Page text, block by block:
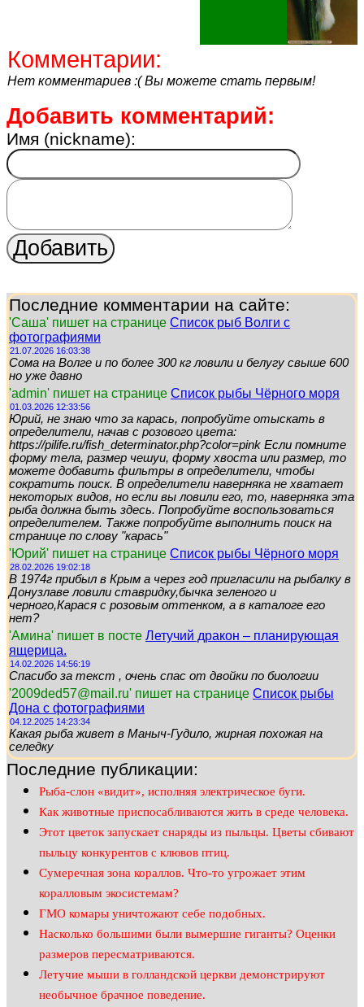
Комментарии:
Нет комментариев :( Вы можете стать первым!
Добавить комментарий:
Имя (nickname):
Последние комментарии на сайте:
'Саша' пишет на странице Список рыб Волги с
фотографиями
21.07.2026 16:03:38
Сома на Волге и по более 300 кг ловили и белугу свыше 600
но уже давно
'admin' пишет на странице Список рыбы Чёрного моря
01.03.2026 12:33:56
Юрий, не знаю что за карась, попробуйте отыскать в
определители, начав с розового цвета:
https://pilife.ru/fish_determinator.php?color=pink Если помните
форму тела, размер чешуи, форму хвоста или размер, то
можете добавить фильтры в определители, чтобы
сократить поиск. В определители наверняка не хватает
некоторых видов, но если вы ловили его, то, наверняка эта
рыба должна быть здесь. Попробуйте воспользоваться
определителем. Также попробуйте выполнить поиск на
странице по слову "карась"
'Юрий' пишет на странице Список рыбы Чёрного моря
28.02.2026 19:02:18
В 1974г прибыл в Крым а через год пригласили на рыбалку в
Донузлаве ловили ставридку,бычка зеленого и
черного,Карася с розовым оттенком, а в каталоге его
нет?
'Амина' пишет в посте Летучий дракон – планирующая
ящерица.
14.02.2026 14:56:19
Спасибо за текст , очень спас от двойки по биологии
'2009ded57@mail.ru' пишет на странице Список рыбы
Дона с фотографиями
04.12.2025 14:23:34
Какая рыба живет в Маныч-Гудило, жирная похожая на
селедку
Последние публикации:
Рыба-слон «видит», исполняя электрическое буги.
Как животные приспосабливаются жить в среде человека.
Этот цветок запускает снаряды из пыльцы. Цветы сбивают
пыльцу конкурентов с клювов птиц.
Сумеречная зона кораллов. Что-то угрожает этим
коралловым экосистемам?
ГМО комары уничтожают себе подобных.
Насколько большими были вымершие гиганты? Оценки
размеров пересматриваются.
Летучие мыши в голландской церкви демонстрируют
необычное брачное поведение.